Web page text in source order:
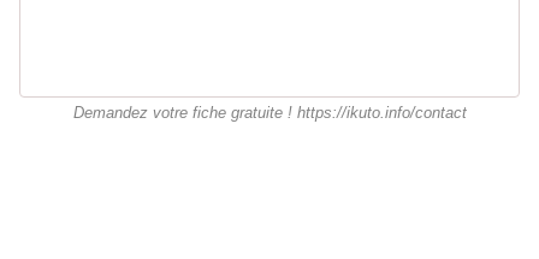
Demandez votre fiche gratuite ! https://ikuto.info/contact